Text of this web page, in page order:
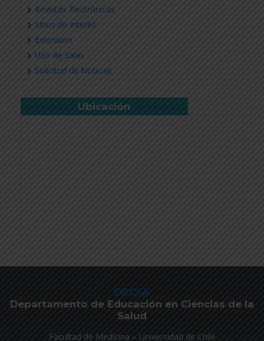
Revistas Electrónicas
Sitios de Interés
Extensión
Uso de Salas
Solicitud de Noticias
Ubicación
DECSA
Departamento de Educación en Ciencias de la
Salud
Facultad de Medicina – Universidad de Chile